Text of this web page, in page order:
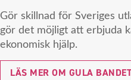
Gör skillnad för Sveriges
gör det möjligt att erbjuda
ekonomisk hjälp.
LÄS MER OM GULA